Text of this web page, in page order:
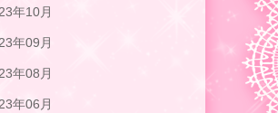
年10月
年09月
年08月
年06月